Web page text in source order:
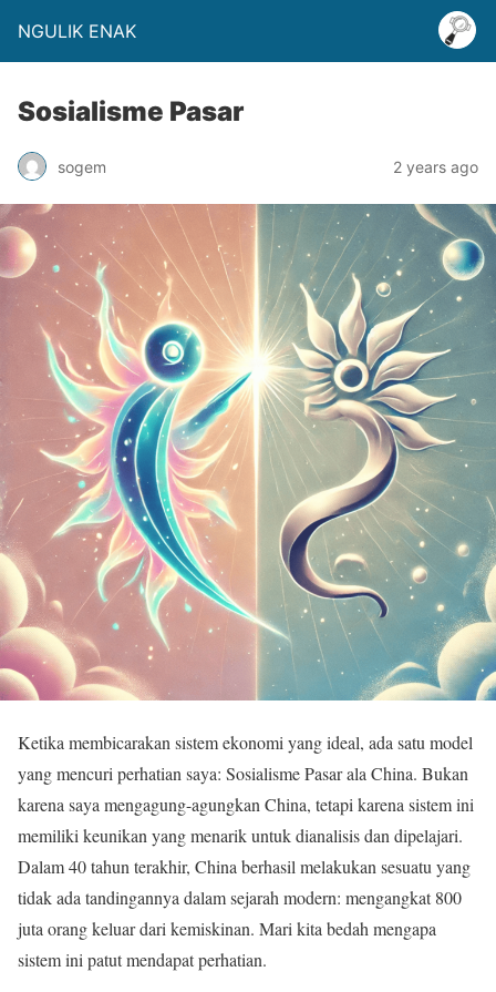
NGULIK ENAK
Sosialisme Pasar
sogem 2 years ago
Ketika membicarakan sistem ekonomi yang ideal, ada satu model
yang mencuri perhatian saya: Sosialisme Pasar ala China. Bukan
karena saya mengagung-agungkan China, tetapi karena sistem ini
memiliki keunikan yang menarik untuk dianalisis dan dipelajari.
Dalam 40 tahun terakhir, China berhasil melakukan sesuatu yang
tidak ada tandingannya dalam sejarah modern: mengangkat 800
juta orang keluar dari kemiskinan. Mari kita bedah mengapa
sistem ini patut mendapat perhatian.